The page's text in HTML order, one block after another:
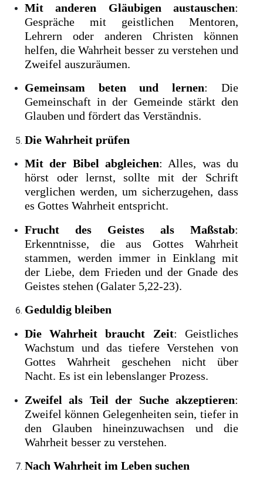
Mit anderen Gläubigen austauschen:
Gespräche mit geistlichen Mentoren,
Lehrern oder anderen Christen können
helfen, die Wahrheit besser zu verstehen und
Zweifel auszuräumen.
Gemeinsam beten und lernen: Die
Gemeinschaft in der Gemeinde stärkt den
Glauben und fördert das Verständnis.
Die Wahrheit prüfen
Mit der Bibel abgleichen: Alles, was du
hörst oder lernst, sollte mit der Schrift
verglichen werden, um sicherzugehen, dass
es Gottes Wahrheit entspricht.
Frucht des Geistes als Maßstab:
Erkenntnisse, die aus Gottes Wahrheit
stammen, werden immer in Einklang mit
der Liebe, dem Frieden und der Gnade des
Geistes stehen (Galater 5,22-23).
Geduldig bleiben
Die Wahrheit braucht Zeit: Geistliches
Wachstum und das tiefere Verstehen von
Gottes Wahrheit geschehen nicht über
Nacht. Es ist ein lebenslanger Prozess.
Zweifel als Teil der Suche akzeptieren:
Zweifel können Gelegenheiten sein, tiefer in
den Glauben hineinzuwachsen und die
Wahrheit besser zu verstehen.
Nach Wahrheit im Leben suchen